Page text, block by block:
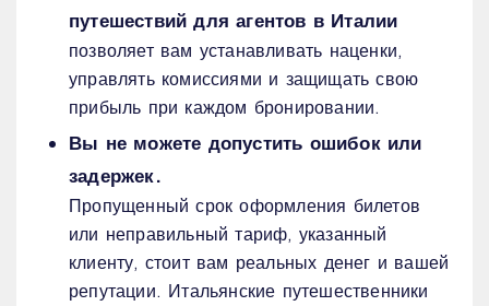
путешествий для агентов в Италии
позволяет вам устанавливать наценки,
управлять комиссиями и защищать свою
прибыль при каждом бронировании.
Вы не можете допустить ошибок или
задержек.
Пропущенный срок оформления билетов
или неправильный тариф, указанный
клиенту, стоит вам реальных денег и вашей
репутации. Итальянские путешественники